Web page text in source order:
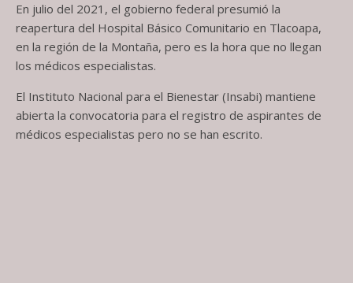
En julio del 2021, el gobierno federal presumió la
reapertura del Hospital Básico Comunitario en Tlacoapa,
en la región de la Montaña, pero es la hora que no llegan
los médicos especialistas.
El Instituto Nacional para el Bienestar (Insabi) mantiene
abierta la convocatoria para el registro de aspirantes de
médicos especialistas pero no se han escrito.